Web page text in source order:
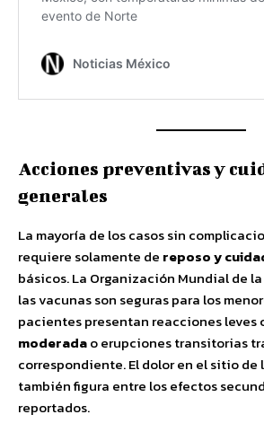
Acciones preventivas y
generales
La mayoría de los casos sin
requiere solamente de reposo y
básicos. La Organización Mundial de
las vacunas son seguras para los
pacientes presentan reacciones leves
moderadao erupciones transitorias
correspondiente. El dolor en el sitio
también figura entre los efectos
reportados.